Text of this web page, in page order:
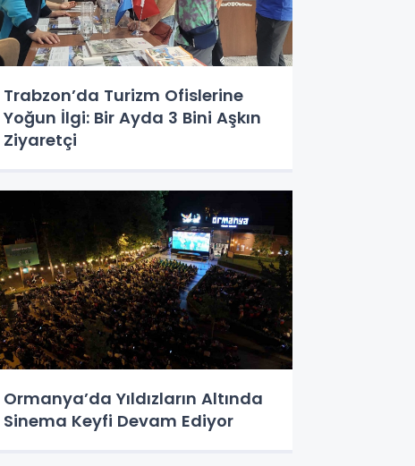
Trabzon’da Turizm Ofislerine
Yoğun İlgi: Bir Ayda 3 Bini Aşkın
Ziyaretçi
Ormanya’da Yıldızların Altında
Sinema Keyfi Devam Ediyor